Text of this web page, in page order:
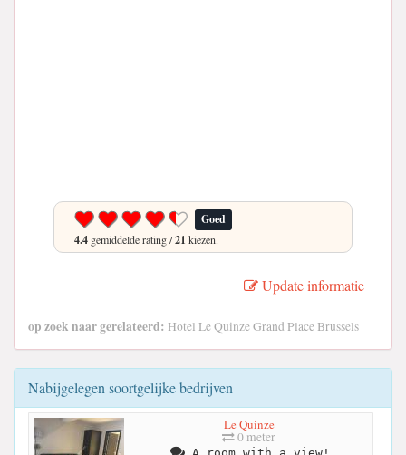
Goed
4.4 gemiddelde rating /21 kiezen.
Update informatie
op zoek naar gerelateerd: Hotel Le Quinze Grand Place Brussels
Nabijgelegen soortgelijke bedrijven
Le Quinze
0 meter